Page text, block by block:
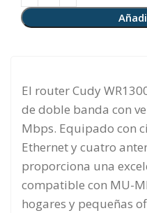
El router Cudy
de doble banda con
Mbps. Equipado con
Ethernet y cuatro
proporciona una
compatible con MU-
hogares y pequeñas